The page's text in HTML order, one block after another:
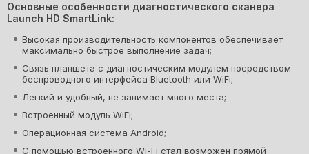
Основные особенности диагностического сканера
Launch HD SmartLink:
Высокая производительность компонентов обеспечивает
максимально быстрое выполнение задач;
Связь планшета с диагностическим модулем посредством
беспроводного интерфейса Bluetooth или WiFi;
Легкий и удобный, не занимает много места;
Встроенный модуль WiFi;
Операционная система Android;
C помощью встроенного Wi-Fi стал возможен прямой